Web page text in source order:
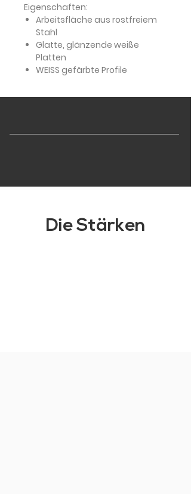
Eigenschaften:
Arbeitsfläche aus rostfreiem
Stahl
Glatte, glänzende weiße
Platten
WEISS gefärbte Profile
Die Stärken